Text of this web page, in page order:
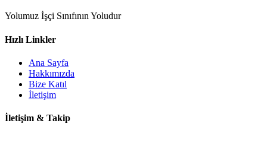
Yolumuz İşçi Sınıfının Yoludur
Hızlı Linkler
Ana Sayfa
Hakkımızda
Bize Katıl
İletişim
İletişim & Takip